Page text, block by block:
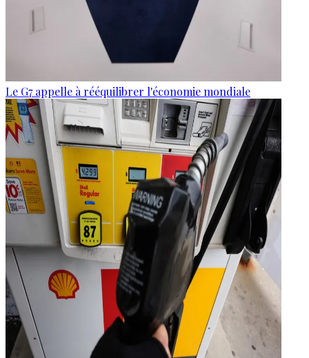
Le G7 appelle à rééquilibrer l'économie mondiale